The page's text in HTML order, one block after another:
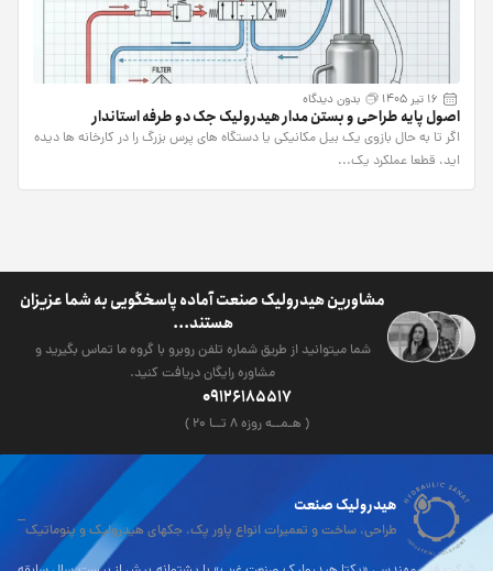
16 تیر 1405 بدون دیدگاه
اصول پایه طراحی و بستن مدار هیدرولیک جک دو طرفه استاندار
اگر تا به حال بازوی یک بیل مکانیکی یا دستگاه های پرس بزرگ را در کارخانه ها دیده
اید، قطعا عملکرد یک...
مشاورین هیدرولیک صنعت آماده پاسخگویی به شما عزیزان
هستند...
شما میتوانید از طریق شماره تلفن روبرو با گروه ما تماس بگیرید و
مشاوره رایگان دریافت کنید.
09126185517
( هـمــه روزه ۸ تــا ۲۰ )
هیدرولیک صنعت
طراحی، ساخت و تعمیرات انواع پاور پک، جکهای هیدرولیک و پنوماتیک